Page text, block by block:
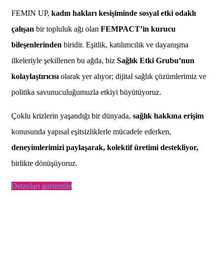
FEMIN UP, kadın hakları kesişiminde sosyal etki odaklı
çalışan bir topluluk ağı olan FEMPACT’in kurucu
bileşenlerinden biridir. Eşitlik, katılımcılık ve dayanışma
ilkeleriyle şekillenen bu ağda, biz Sağlık Etki Grubu’nun
kolaylaştırıcısı olarak yer alıyor; dijital sağlık çözümlerimiz ve
politika savunuculuğumuzla etkiyi büyütüyoruz.
Çoklu krizlerin yaşandığı bir dünyada, sağlık hakkına erişim
konusunda yapısal eşitsizliklerle mücadele ederken,
deneyimlerimizi paylaşarak, kolektif üretimi destekliyor,
birlikte dönüşüyoruz.
Detayları görüntüle